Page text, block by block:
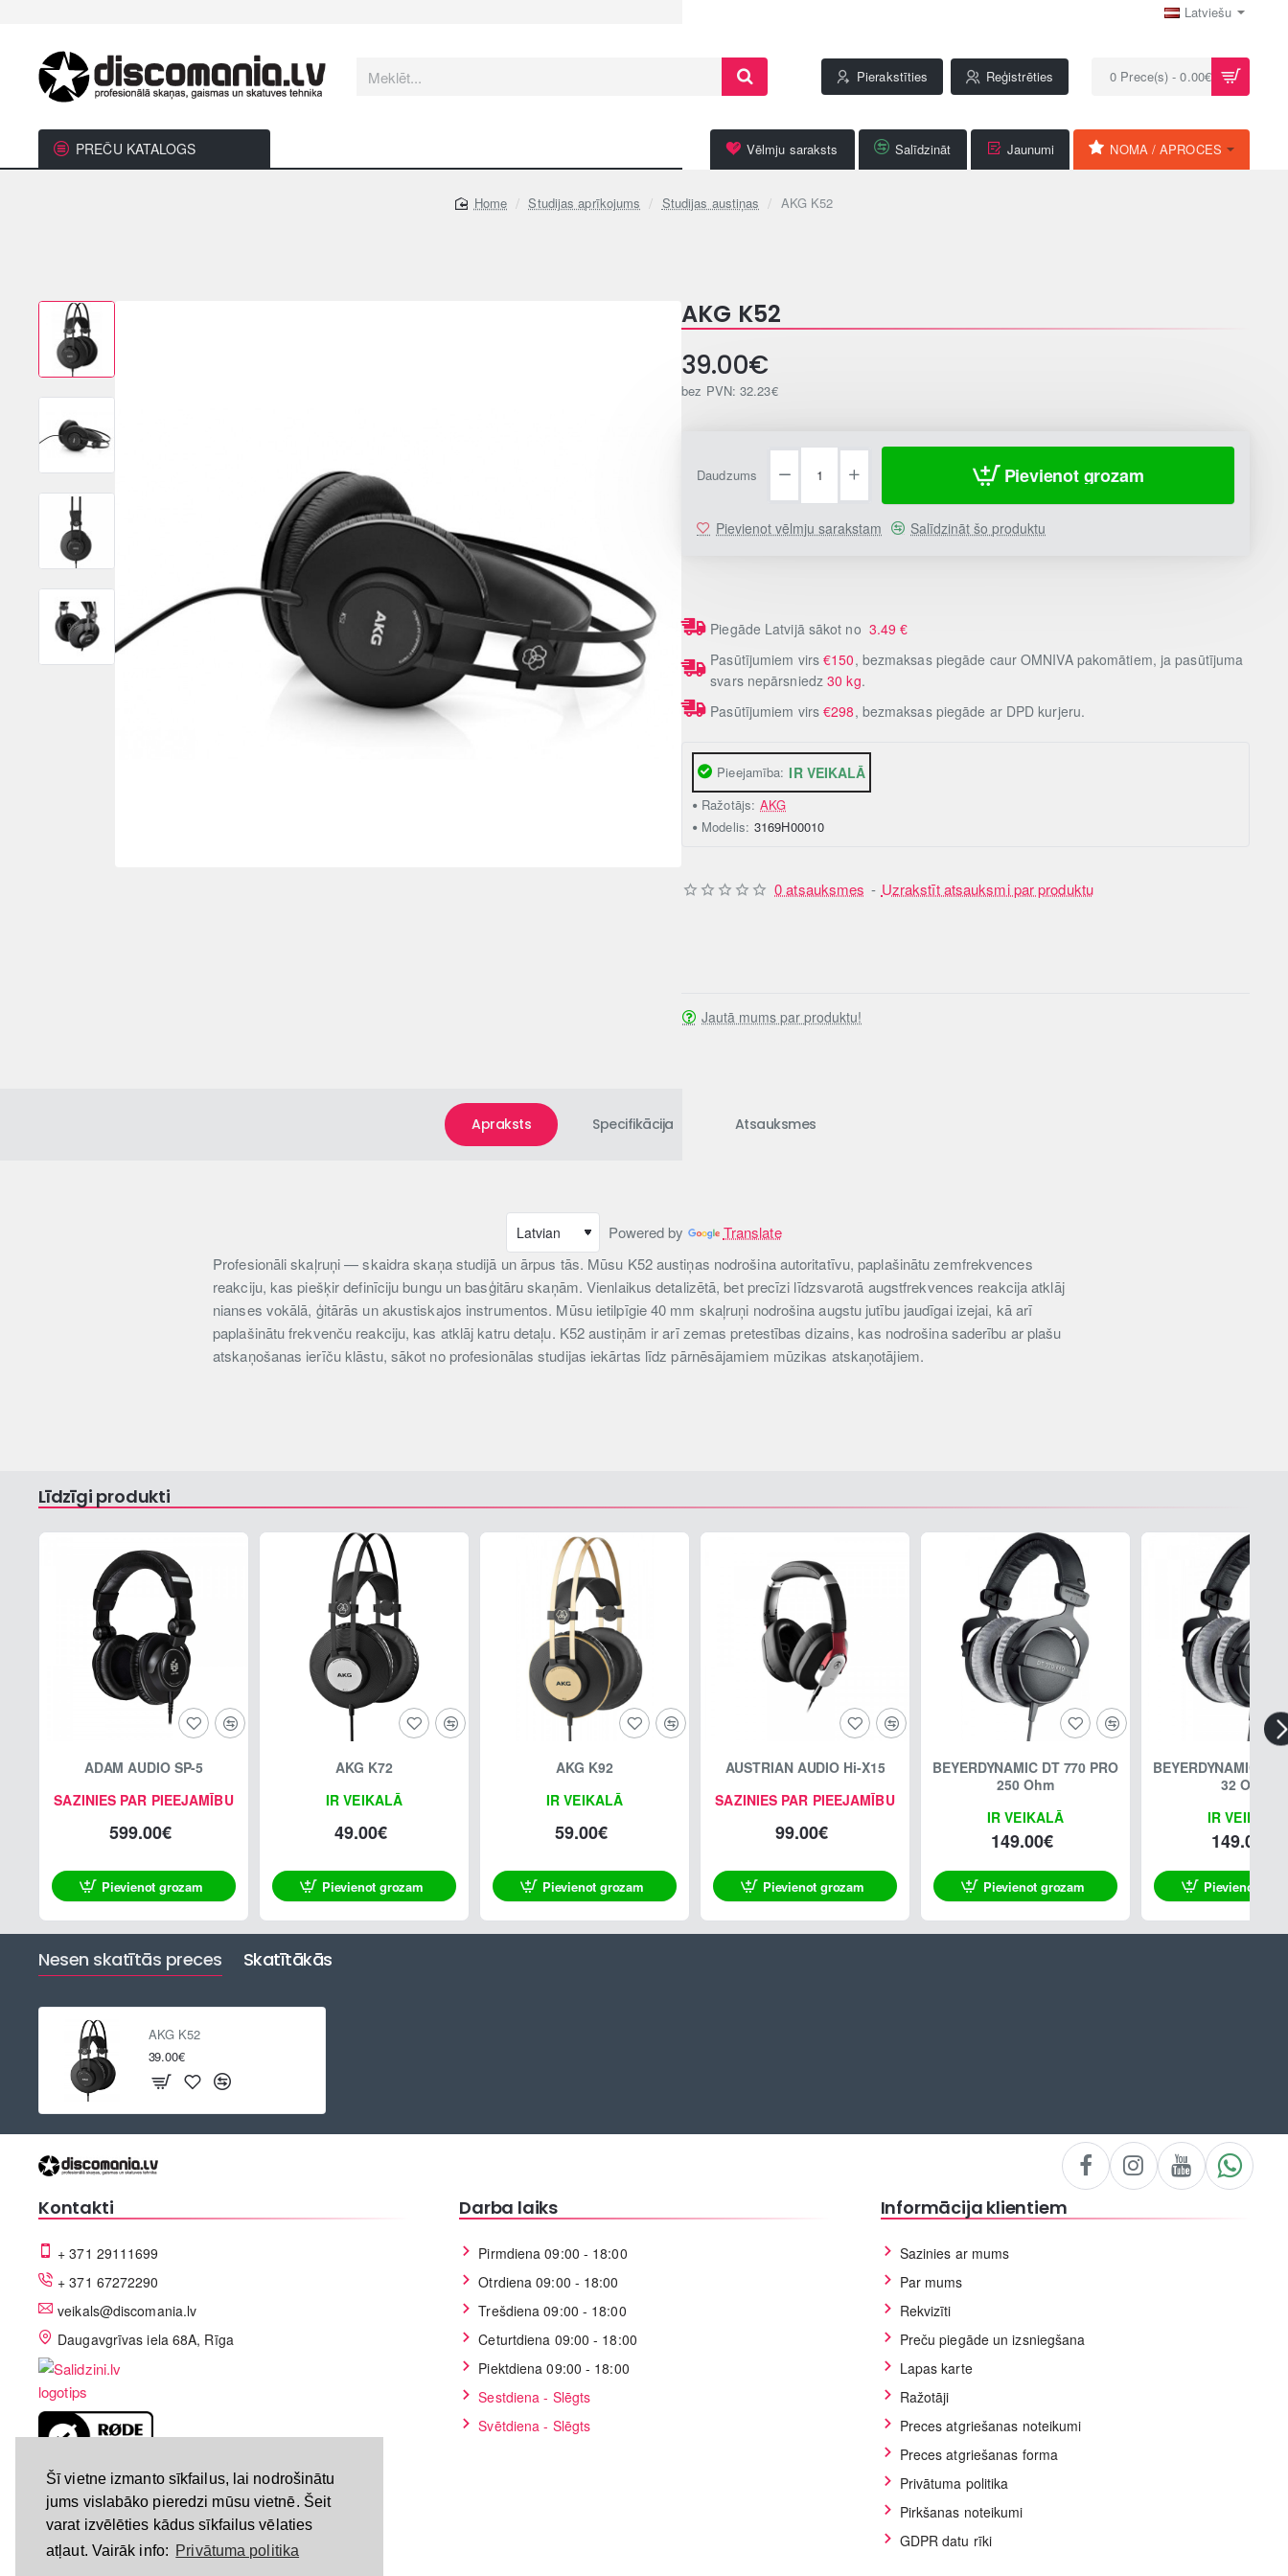
Šī vietne izmanto sīkfailus, lai nodrošinātu
jums vislabāko pieredzi mūsu vietnē. Šeit
varat izvēlēties kādus sīkfailus vēlaties
atļaut. Vairāk info: Privātuma politika
Latviešu
Meklēt... Pierakstīties Reģistrēties 0 Prece(s) - 0.00€
PREČU KATALOGS Vēlmju saraksts Salīdzināt Jaunumi NOMA / APROCES
home
Studijas aprīkojums Studijas austiņas AKG K52
AKG K52
Pieejamība: IR VEIKALĀ
Ražotājs: AKG
Modelis: 3169H00010
0 atsauksmes - Uzrakstīt atsauksmi par produktu
39.00€
bez PVN: 32.23€
Daudzums Pievienot grozam
Pievienot vēlmju sarakstam Salīdzināt šo produktu
Piegāde Latvijā sākot no 3.49€
Pasūtījumiem virs€150, bezmaksas piegāde caur OMNIVA pakomātiem, ja pasūtījuma
svars nepārsniedz30 kg.
Pasūtījumiem virs€298, bezmaksas piegāde ar DPD kurjeru.
Jautā mums par produktu!
Apraksts Specifikācija Atsauksmes
Powered by
Translate
Profesionāli skaļruņi — skaidra skaņa studijā un ārpus tās. Mūsu K52 austiņas nodrošina autoritatīvu, paplašinātu zemfrekvences
reakciju, kas piešķir definīciju bungu un basģitāru skaņām. Vienlaikus detalizētā, bet precīzi līdzsvarotā augstfrekvences reakcija atklāj
nianses vokālā, ģitārās un akustiskajos instrumentos. Mūsu ietilpīgie 40 mm skaļruņi nodrošina augstu jutību jaudīgai izejai, kā arī
paplašinātu frekvenču reakciju, kas atklāj katru detaļu. K52 austiņām ir arī zemas pretestības dizains, kas nodrošina saderību ar plašu
atskaņošanas ierīču klāstu, sākot no profesionālas studijas iekārtas līdz pārnēsājamiem mūzikas atskaņotājiem.
Līdzīgi produkti
SAZINIES PAR PIEEJAMĪBU
ADAM AUDIO SP-5
599.00€
Pievienot grozam
IR VEIKALĀ
AKG K72
49.00€
Pievienot grozam
IR VEIKALĀ
AKG K92
59.00€
Pievienot grozam
SAZINIES PAR PIEEJAMĪBU
AUSTRIAN AUDIO Hi-X15
99.00€
Pievienot grozam
IR VEIKALĀ
BEYERDYNAMIC DT 770 PRO
250 Ohm
149.00€
Pievienot grozam
IR VEIKALĀ
BEYERDYNAMIC DT
32 Ohm
149.00€
Pievienot
Nesen skatītās preces Skatītākās
AKG K52
39.00€
Kontakti
+ 371 29111699
+ 371 67272290
veikals@discomania.lv
Daugavgrīvas iela 68A, Rīga
LV-A58C07DF
Darba laiks
Pirmdiena 09:00 - 18:00
Otrdiena 09:00 - 18:00
Trešdiena 09:00 - 18:00
Ceturtdiena 09:00 - 18:00
Piektdiena 09:00 - 18:00
Sestdiena - Slēgts
Svētdiena - Slēgts
Informācija klientiem
Sazinies ar mums
Par mums
Rekvizīti
Preču piegāde un izsniegšana
Lapas karte
Ražotāji
Preces atgriešanas noteikumi
Preces atgriešanas forma
Privātuma politika
Pirkšanas noteikumi
GDPR datu rīki